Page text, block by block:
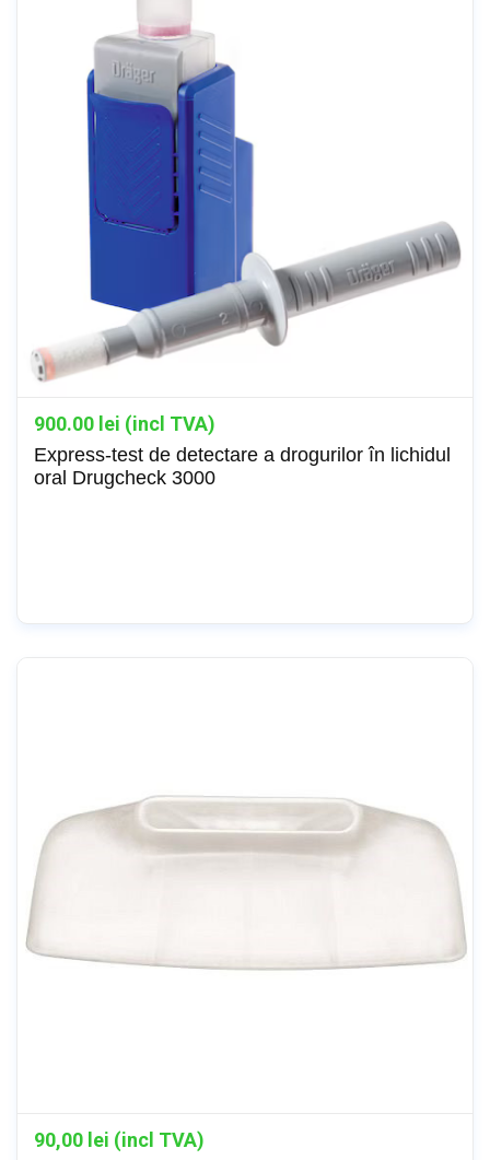
900.00 lei (incl TVA)
Express-test de detectare a drogurilor în lichidul
oral Drugcheck 3000
90,00 lei (incl TVA)